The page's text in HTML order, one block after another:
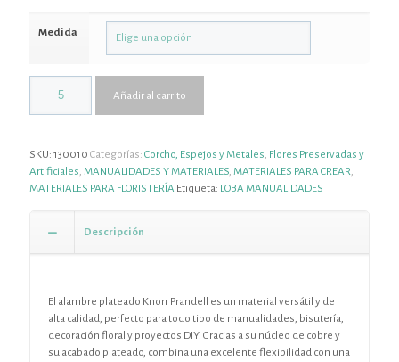
Medida
Añadir al carrito
SKU: 130010 Categorías: Corcho, Espejos y Metales, Flores Preservadas y
Artificiales, MANUALIDADES Y MATERIALES, MATERIALES PARA CREAR,
MATERIALES PARA FLORISTERÍA Etiqueta: LOBA MANUALIDADES
Descripción
El alambre plateado Knorr Prandell es un material versátil y de
alta calidad, perfecto para todo tipo de manualidades, bisutería,
decoración floral y proyectos DIY. Gracias a su núcleo de cobre y
su acabado plateado, combina una excelente flexibilidad con una